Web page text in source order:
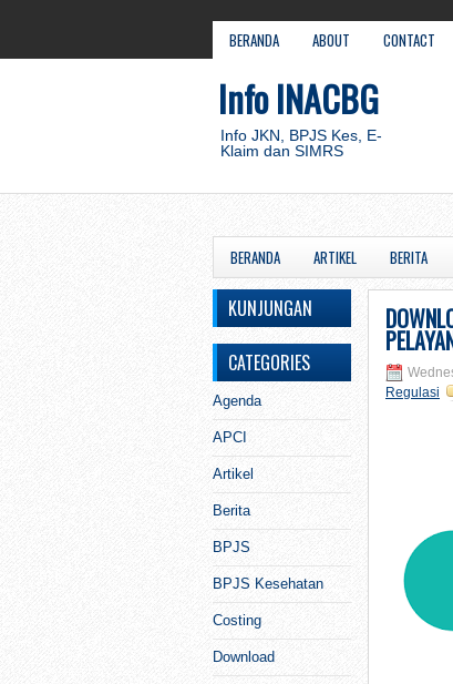
BERANDA ABOUT CONTACT
Info INACBG
Info JKN, BPJS Kes, E-
Klaim dan SIMRS
BERANDA ARTIKEL BERITA
KUNJUNGAN
CATEGORIES
Agenda
APCI
Artikel
Berita
BPJS
BPJS Kesehatan
Costing
Download
Regulasi